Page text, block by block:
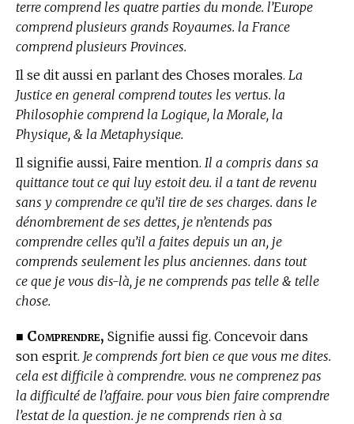
terre comprend les quatre parties du monde. l’Europe
comprend plusieurs grands Royaumes. la France
comprend plusieurs Provinces.
Il se dit aussi en parlant des Choses morales. La
Justice en general comprend toutes les vertus. la
Philosophie comprend la Logique, la Morale, la
Physique, & la Metaphysique.
Il signifie aussi, Faire mention. Il a compris dans sa
quittance tout ce qui luy estoit deu. il a tant de revenu
sans y comprendre ce qu’il tire de ses charges. dans le
dénombrement de ses dettes, je n’entends pas
comprendre celles qu’il a faites depuis un an, je
comprends seulement les plus anciennes. dans tout
ce que je vous dis-là, je ne comprends pas telle & telle
chose.
■ Comprendre, Signifie aussi fig. Concevoir dans
son esprit. Je comprends fort bien ce que vous me dites.
cela est difficile à comprendre. vous ne comprenez pas
la difficulté de l’affaire. pour vous bien faire comprendre
l’estat de la question. je ne comprends rien à sa